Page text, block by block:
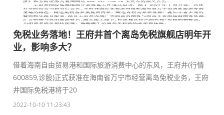
免税业务落地！王府井首个离岛免税旗舰店明年开
业，影响多大？
借着海南自由贸易港和国际旅游消费中心的东风，王府井(行情
600859,诊股)正式获准在海南省万宁市经营离岛免税业务，王府
井国际免税港将于20
2022-10-10 11:23:43